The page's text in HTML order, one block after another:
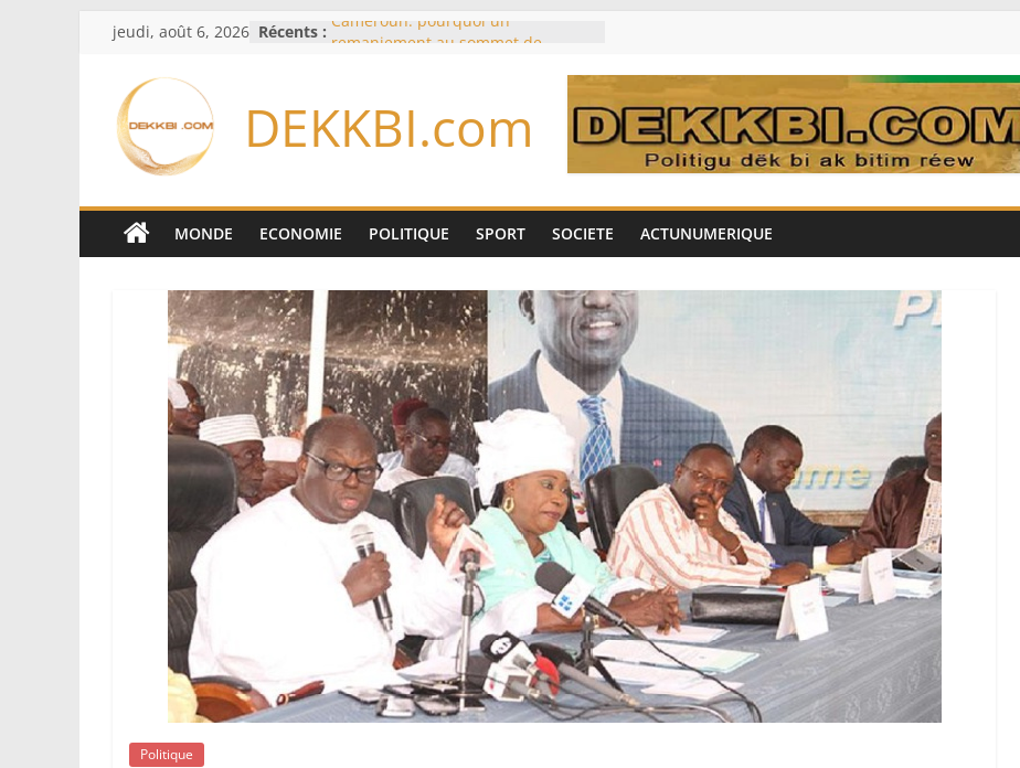
Passer
contenu
jeudi, août 6, 2026 Récents : Cameroun: pourquoi un
l’armée alors que Paul Biya est hors
Meta se lance sur le marché des
logiciels écrits par l’IA, dominé par
records dans l’espoir d’un accord
Disney s’associe à TikTok pour tirer
davantage profit de ses univers
France – Algérie: l’affaire Mehdi
Laribi relance la coopération
policière contre le narcotrafic
DEKKBI.com
MONDE ECONOMIE POLITIQUE SPORT SOCIETE ACTUNUMERIQUE
Politique